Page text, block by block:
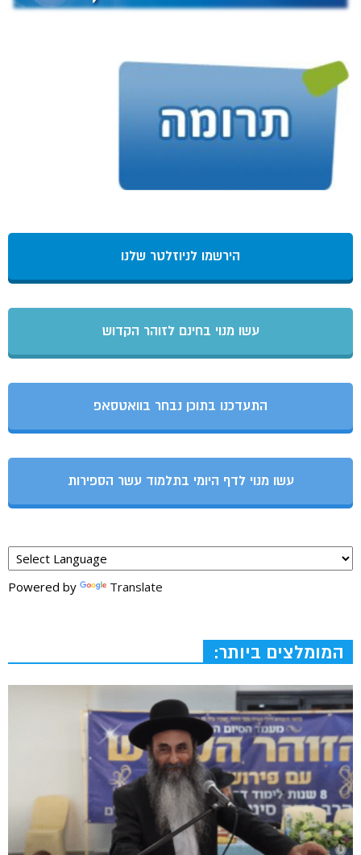
הירשמו לניוזלטר שלנו
עשו מנוי בחינם לזוהר הקדוש
התעדכנו בתוכן נבחר בוואטסאפ
עשו מנוי לדף היומי בתלמוד עשר הספירות
Powered by Translate
המומלצים ביותר: